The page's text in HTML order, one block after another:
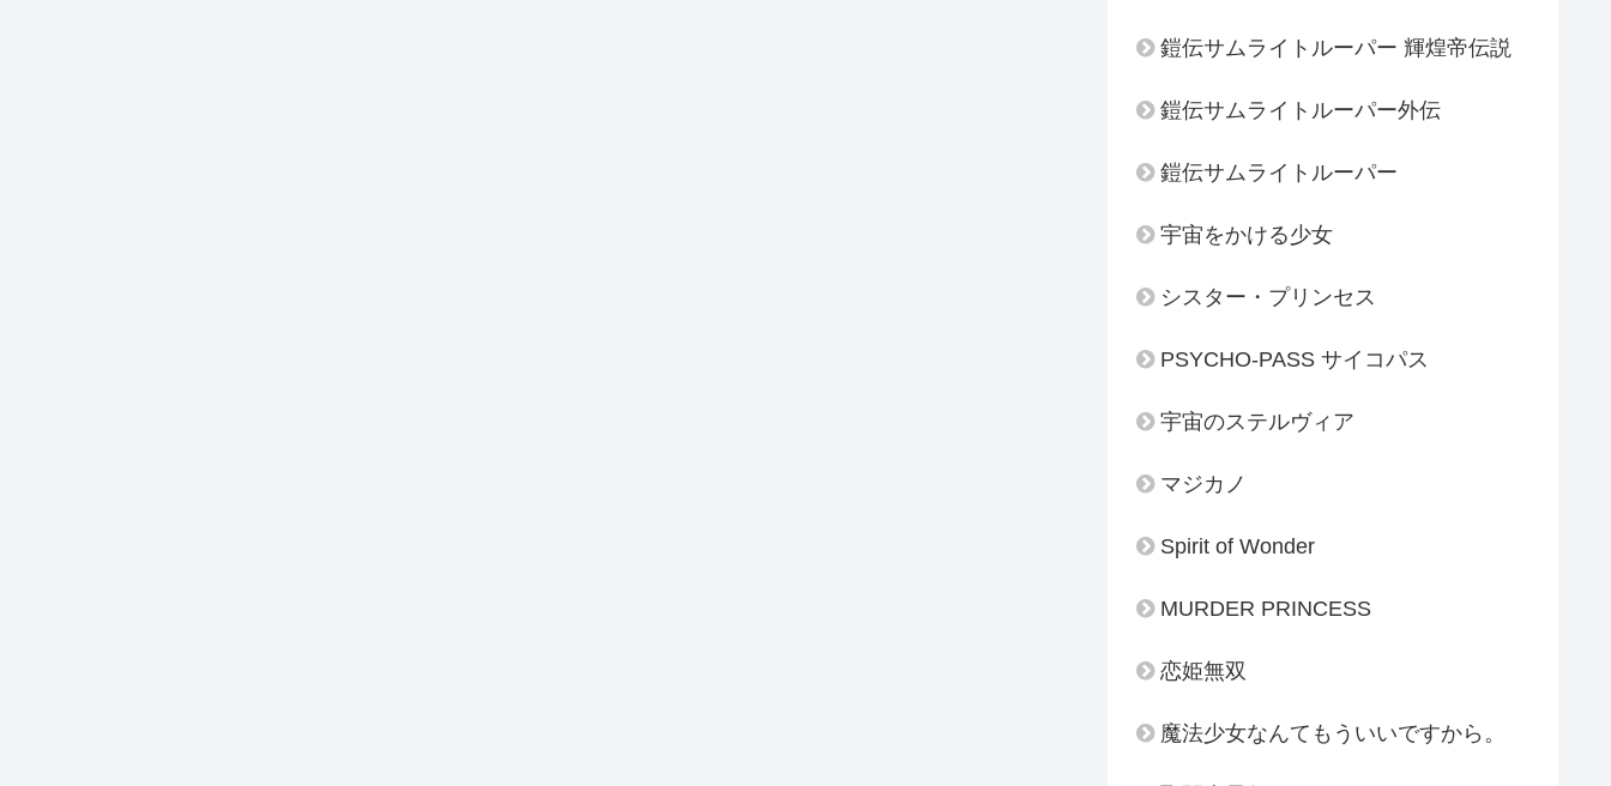
鎧伝サムライトルーパー 輝煌帝伝説
鎧伝サムライトルーパー外伝
鎧伝サムライトルーパー
宇宙をかける少女
シスター・プリンセス
PSYCHO-PASS サイコパス
宇宙のステルヴィア
マジカノ
Spirit of Wonder
MURDER PRINCESS
恋姫無双
魔法少女なんてもういいですから。